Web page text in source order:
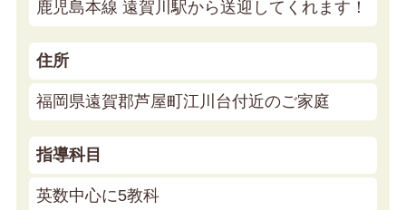
鹿児島本線 遠賀川駅から送迎してくれます！
住所
福岡県遠賀郡芦屋町江川台付近のご家庭
指導科目
英数中心に5教科